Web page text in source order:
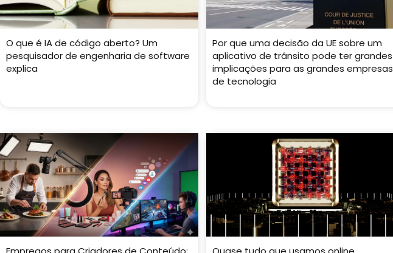
O que é IA de código aberto? Um
pesquisador de engenharia de software
explica
Por que uma decisão da UE sobre um
aplicativo de trânsito pode ter grandes
implicações para as grandes empresas
de tecnologia